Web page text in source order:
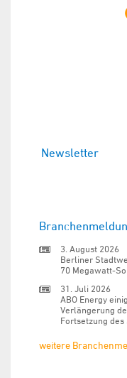
Newsletter
3. August 2026
Berliner
70 Megawatt-
31. Juli 2026
ABO Energy
Verlängerung
Fortsetzung
weitere